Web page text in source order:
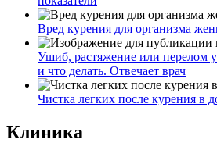
Вред курения для организма
Ушиб, растяжение или перелом
и что делать. Отвечает врач
Чистка легких после курения в
Клиника